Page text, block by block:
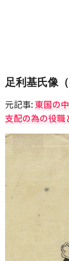
足利基氏像
元記事:東国の
支配の為の役職